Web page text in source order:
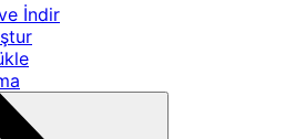
İndir